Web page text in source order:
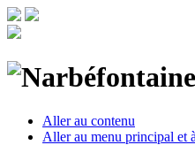
Aller au contenu
Aller au menu principal et